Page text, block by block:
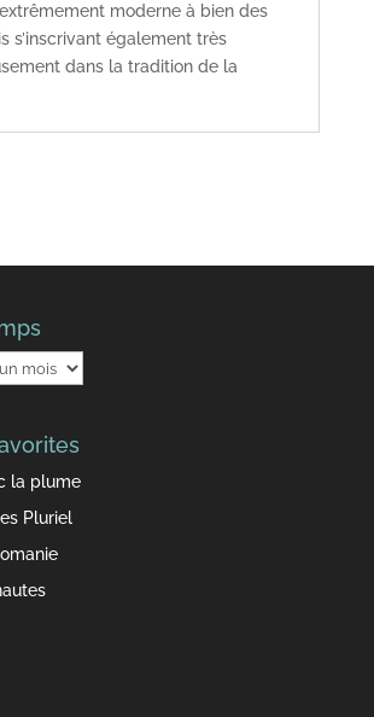
moderne à bien des
s’inscrivant également très
dans la tradition de la
la plume
Pluriel